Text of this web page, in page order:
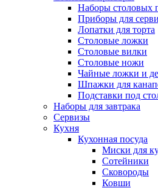
Наборы столовых
Приборы для
Лопатки для торта
Столовые ложки
Столовые вилки
Столовые ножи
Чайные ложки и
Шпажки для
Подставки под
Наборы для завтрака
Сервизы
Кухня
Кухонная посуда
Миски для
Сотейники
Сковороды
Ковши